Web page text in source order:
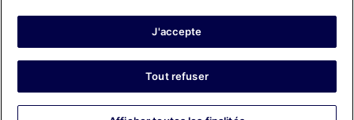
Electron, CartaSi, Carte Bleue, PayPal et Eurocard.
© 2026 Expedia, Inc., une entreprise d’Expedia Group. Tous droits
réservés. ebookers et le logo ebookers sont des marques
commerciales ou des marques déposées d’Expedia, Inc.
J'accepte
Tout refuser